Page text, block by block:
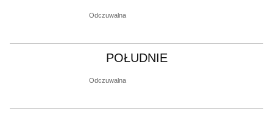
Odczuwalna
POŁUDNIE
Odczuwalna